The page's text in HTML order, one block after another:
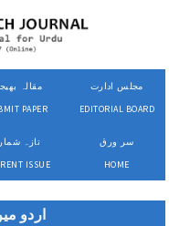
مقالہ
PAPER
مجلس ادارت
EDITORIAL BOARD
تازہ
ISSUE
سر ورق
HOME
اردو